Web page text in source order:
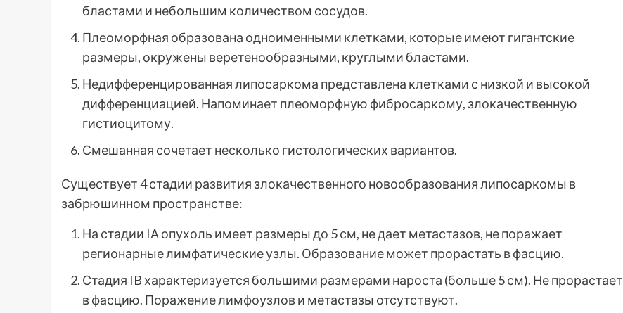
бластами и небольшим количеством сосудов.
Плеоморфная образована одноименными клетками, которые имеют гигантские
размеры, окружены веретенообразными, круглыми бластами.
Недифференцированная липосаркома представлена клетками с низкой и высокой
дифференциацией. Напоминает плеоморфную фибросаркому, злокачественную
гистиоцитому.
Смешанная сочетает несколько гистологических вариантов.
Существует 4 стадии развития злокачественного новообразования липосаркомы в
забрюшинном пространстве:
На стадии IА опухоль имеет размеры до 5 см, не дает метастазов, не поражает
регионарные лимфатические узлы. Образование может прорастать в фасцию.
Стадия IB характеризуется большими размерами нароста (больше 5 см). Не прорастает
в фасцию. Поражение лимфоузлов и метастазы отсутствуют.